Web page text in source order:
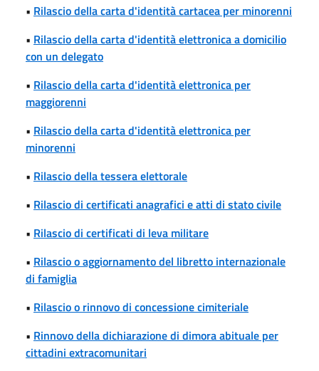
• Rilascio della carta d'identità cartacea per minorenni
• Rilascio della carta d'identità elettronica a domicilio
con un delegato
• Rilascio della carta d'identità elettronica per
maggiorenni
• Rilascio della carta d'identità elettronica per
minorenni
• Rilascio della tessera elettorale
• Rilascio di certificati anagrafici e atti di stato civile
• Rilascio di certificati di leva militare
• Rilascio o aggiornamento del libretto internazionale
di famiglia
• Rilascio o rinnovo di concessione cimiteriale
• Rinnovo della dichiarazione di dimora abituale per
cittadini extracomunitari